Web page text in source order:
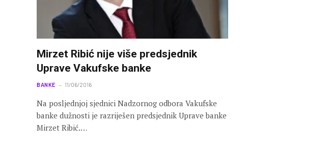
Mirzet Ribić nije više predsjednik
Uprave Vakufske banke
BANKE 11/06/2016
Na posljednjoj sjednici Nadzornog odbora Vakufske
banke dužnosti je razriješen predsjednik Uprave banke
Mirzet Ribić.…